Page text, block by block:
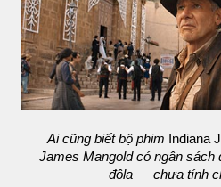
Ai cũng biết bộ phim Indiana
James Mangold có ngân sách
đôla — chưa tính